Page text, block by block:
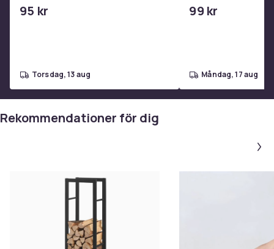
95 kr
torsdag, 13 aug
99 kr
måndag, 17 aug
Rekommendationer för dig